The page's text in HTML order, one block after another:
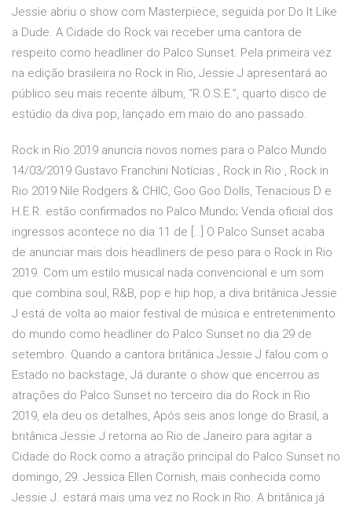
Jessie abriu o show com Masterpiece, seguida por Do It Like
a Dude. A Cidade do Rock vai receber uma cantora de
respeito como headliner do Palco Sunset. Pela primeira vez
na edição brasileira no Rock in Rio, Jessie J apresentará ao
público seu mais recente álbum, “R.O.S.E.”, quarto disco de
estúdio da diva pop, lançado em maio do ano passado.
Rock in Rio 2019 anuncia novos nomes para o Palco Mundo
14/03/2019 Gustavo Franchini Notícias , Rock in Rio , Rock in
Rio 2019 Nile Rodgers & CHIC, Goo Goo Dolls, Tenacious D e
H.E.R. estão confirmados no Palco Mundo; Venda oficial dos
ingressos acontece no dia 11 de […] O Palco Sunset acaba
de anunciar mais dois headliners de peso para o Rock in Rio
2019. Com um estilo musical nada convencional e um som
que combina soul, R&B, pop e hip hop, a diva britânica Jessie
J está de volta ao maior festival de música e entretenimento
do mundo como headliner do Palco Sunset no dia 29 de
setembro. Quando a cantora britânica Jessie J falou com o
Estado no backstage, Já durante o show que encerrou as
atrações do Palco Sunset no terceiro dia do Rock in Rio
2019, ela deu os detalhes, Após seis anos longe do Brasil, a
britânica Jessie J retorna ao Rio de Janeiro para agitar a
Cidade do Rock como a atração principal do Palco Sunset no
domingo, 29. Jessica Ellen Cornish, mais conhecida como
Jessie J. estará mais uma vez no Rock in Rio. A britânica já